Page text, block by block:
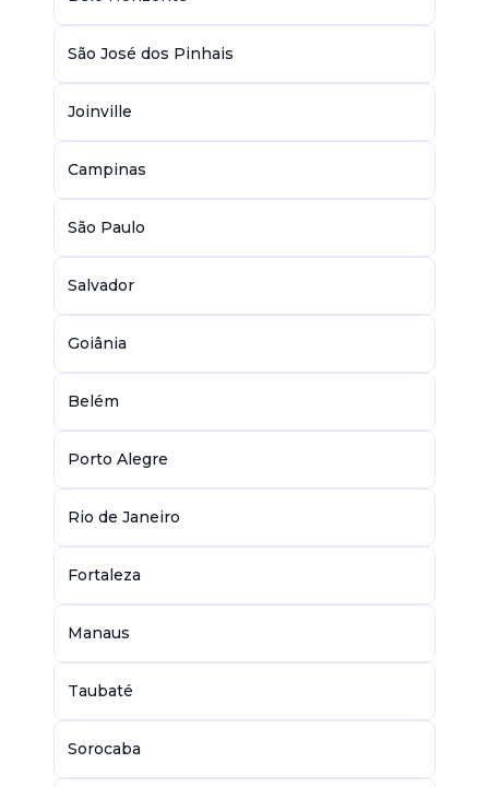
São José dos Pinhais
Joinville
Campinas
São Paulo
Salvador
Goiânia
Belém
Porto Alegre
Rio de Janeiro
Fortaleza
Manaus
Taubaté
Sorocaba